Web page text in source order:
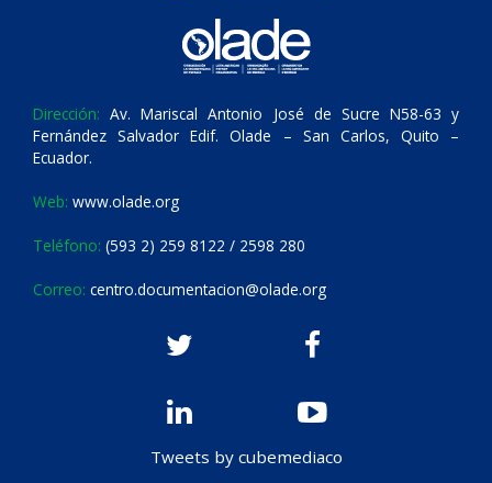
Dirección: Av. Mariscal Antonio José de Sucre N58-63 y
Fernández Salvador Edif. Olade – San Carlos, Quito –
Ecuador.
Web: www.olade.org
Teléfono: (593 2) 259 8122 / 2598 280
Correo: centro.documentacion@olade.org
Tweets by cubemediaco